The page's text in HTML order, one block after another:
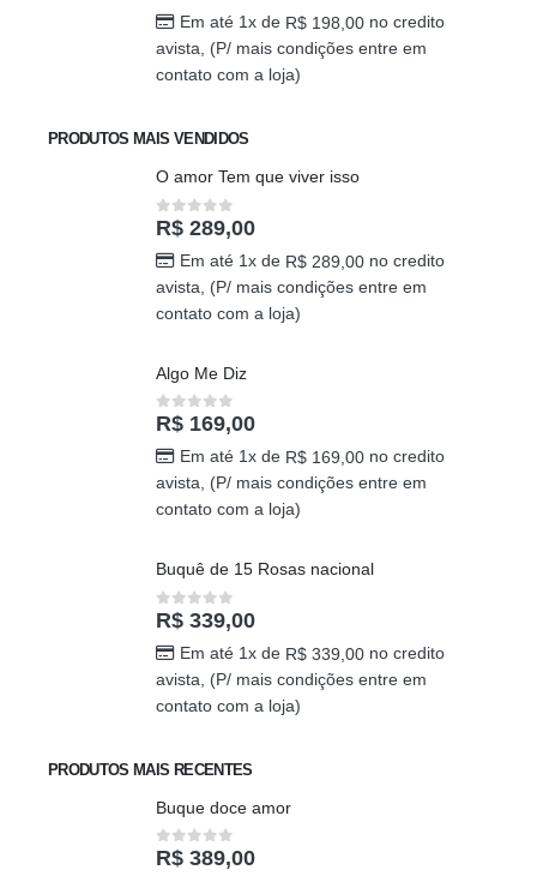
Em até 1x de R$198,00no credito
avista, (P/ mais condições entre em
contato com a loja)
PRODUTOS MAIS VENDIDOS
O amor Tem que viver isso
0out of 5
R$ 289,00
Em até 1x de R$289,00no credito
avista, (P/ mais condições entre em
contato com a loja)
Algo Me Diz
0out of 5
R$ 169,00
Em até 1x de R$169,00no credito
avista, (P/ mais condições entre em
contato com a loja)
Buquê de 15 Rosas nacional
0out of 5
R$ 339,00
Em até 1x de R$339,00no credito
avista, (P/ mais condições entre em
contato com a loja)
PRODUTOS MAIS RECENTES
Buque doce amor
0out of 5
R$ 389,00